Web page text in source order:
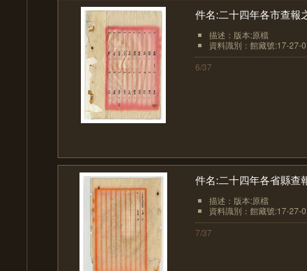
件名:二十四年各市查報
描述：版本:原檔
資料識別：館藏號:17-27-
6/37
件名:二十四年各省縣查
描述：版本:原檔
資料識別：館藏號:17-27-
7/37